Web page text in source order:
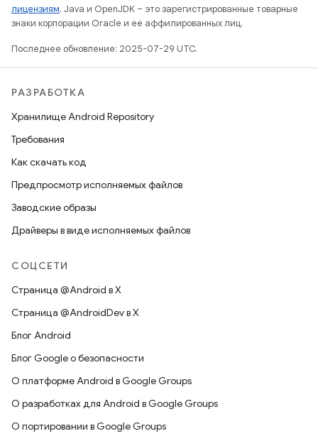
лицензиям. Java и OpenJDK – это зарегистрированные товарные
знаки корпорации Oracle и ее аффилированных лиц.
Последнее обновление: 2025-07-29 UTC.
РАЗРАБОТКА
Хранилище Android Repository
Требования
Как скачать код
Предпросмотр исполняемых файлов
Заводские образы
Драйверы в виде исполняемых файлов
СОЦСЕТИ
Страница @Android в X
Страница @AndroidDev в X
Блог Android
Блог Google о безопасности
О платформе Android в Google Groups
О разработках для Android в Google Groups
О портировании в Google Groups